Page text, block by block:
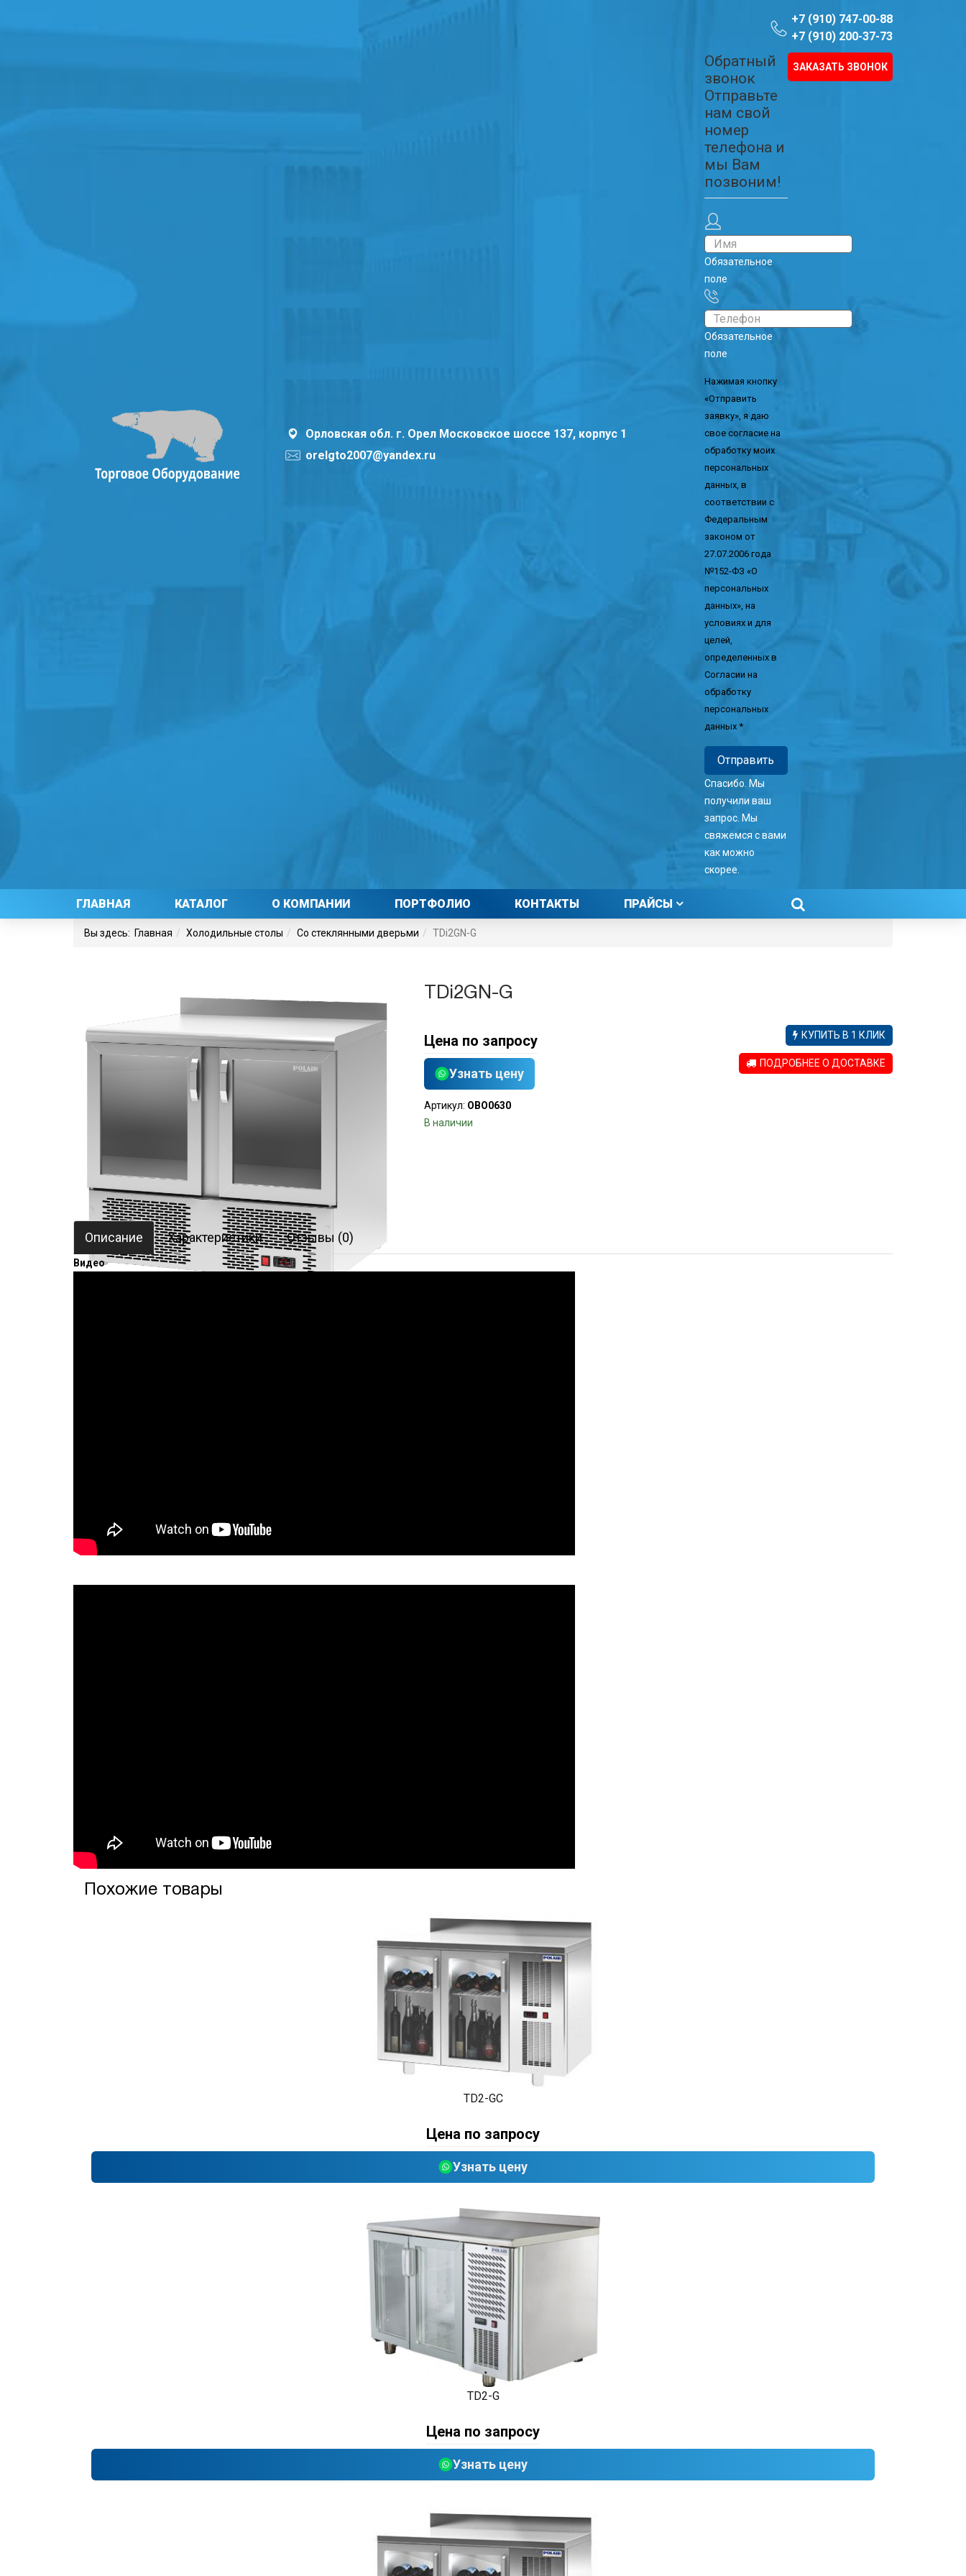
Орловская обл. г. Орел Московское шоссе 137, корпус 1
orelgto2007@yandex.ru
+7 (910) 747-00-88
+7 (910) 200-37-73
ЗАКАЗАТЬ ЗВОНОК
Обратный
звонок
Отправьте
нам свой
номер
телефона и
мы Вам
позвоним!
Обязательное
поле
Обязательное
поле
Нажимая кнопку
«Отправить
заявку», я даю
свое согласие на
обработку моих
персональных
данных, в
соответствии с
Федеральным
законом от
27.07.2006 года
№152-ФЗ «О
персональных
данных», на
условиях и для
целей,
определенных в
Согласии на
обработку
персональных
данных *
Спасибо. Мы
получили ваш
запрос. Мы
свяжемся с вами
как можно
скорее.
ГЛАВНАЯ КАТАЛОГ О КОМПАНИИ ПОРТФОЛИО КОНТАКТЫ ПРАЙСЫ
Вы здесь: Главная Холодильные столы Со стеклянными дверьми TDi2GN-G
TDi2GN-G
Цена по запросу
Узнать цену
Артикул: OBO0630
В наличии
КУПИТЬ В 1 КЛИК
ПОДРОБНЕЕ О ДОСТАВКЕ
Описание Характеристики Отзывы (0)
Видео
Похожие товары
TD2-GC
Цена по запросу
Узнать цену
TD2-G
Цена по запросу
Узнать цену